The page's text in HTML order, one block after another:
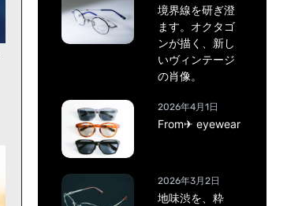
境界線を研ぎ澄
ます。オクタゴ
ンが描く、新し
いヴィンテージ
の肖像。
2026年4月1日
From✈ eyewear
2026年3月2日
地味渋を、粋